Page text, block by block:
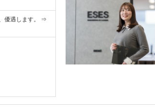
優遇します。 ⇒